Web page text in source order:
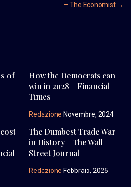
– The Economist →
of
How the Democrats can
win in 2028 – Financial
Times
Redazione Novembre, 2024
The Dumbest Trade War
in History – The Wall
Street Journal
Redazione Febbraio, 2025